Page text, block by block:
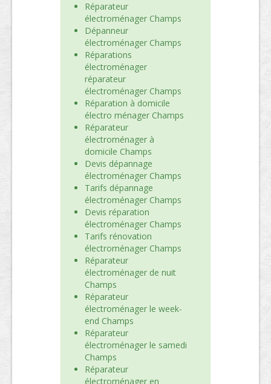
Réparateur
électroménager Champs
Dépanneur
électroménager Champs
Réparations
électroménager
réparateur
électroménager Champs
Réparation à domicile
électro ménager Champs
Réparateur
électroménager à
domicile Champs
Devis dépannage
électroménager Champs
Tarifs dépannage
électroménager Champs
Devis réparation
électroménager Champs
Tarifs rénovation
électroménager Champs
Réparateur
électroménager de nuit
Champs
Réparateur
électroménager le week-
end Champs
Réparateur
électroménager le samedi
Champs
Réparateur
électroménager en